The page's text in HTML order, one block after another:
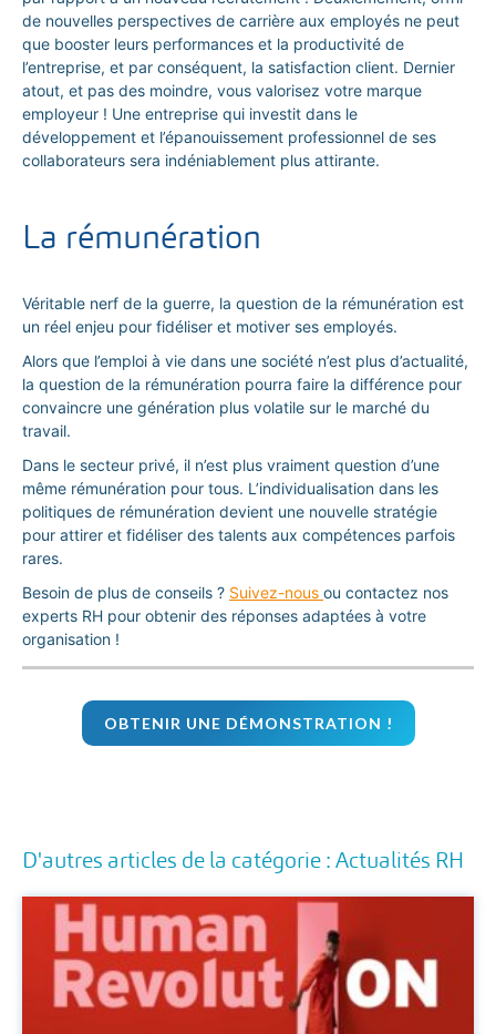
de nouvelles perspectives de carrière aux employés ne peut
que booster leurs performances et la productivité de
l’entreprise, et par conséquent, la satisfaction client. Dernier
atout, et pas des moindre, vous valorisez votre marque
employeur ! Une entreprise qui investit dans le
développement et l’épanouissement professionnel de ses
collaborateurs sera indéniablement plus attirante.
La rémunération
Véritable nerf de la guerre, la question de la rémunération est
un réel enjeu pour fidéliser et motiver ses employés.
Alors que l’emploi à vie dans une société n’est plus d’actualité,
la question de la rémunération pourra faire la différence pour
convaincre une génération plus volatile sur le marché du
travail.
Dans le secteur privé, il n’est plus vraiment question d’une
même rémunération pour tous. L’individualisation dans les
politiques de rémunération devient une nouvelle stratégie
pour attirer et fidéliser des talents aux compétences parfois
rares.
Besoin de plus de conseils ? Suivez-nous ou contactez nos
experts RH pour obtenir des réponses adaptées à votre
organisation !
OBTENIR UNE DÉMONSTRATION !
D'autres articles de la catégorie : Actualités RH